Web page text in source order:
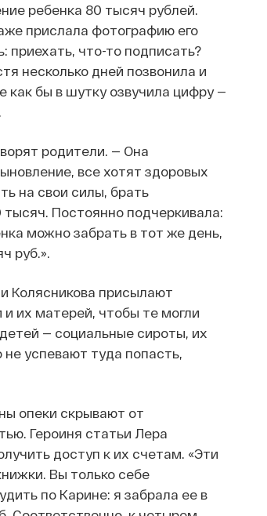
ребенка 80 тысяч рублей.
прислала фотографию его
приехать, что-то подписать?
несколько дней позвонила и
как бы в шутку озвучила цифру —
родители. — Она
все хотят здоровых
на свои силы, брать
Постоянно подчеркивала:
можно забрать в тот же день,
руб.».
Колясникова присылают
их матерей, чтобы те могли
— социальные сироты, их
успевают туда попасть,
опеки скрывают от
Героиня статьи Лера
доступ к их счетам. «Эти
Вы только себе
по Карине: я забрала ее в